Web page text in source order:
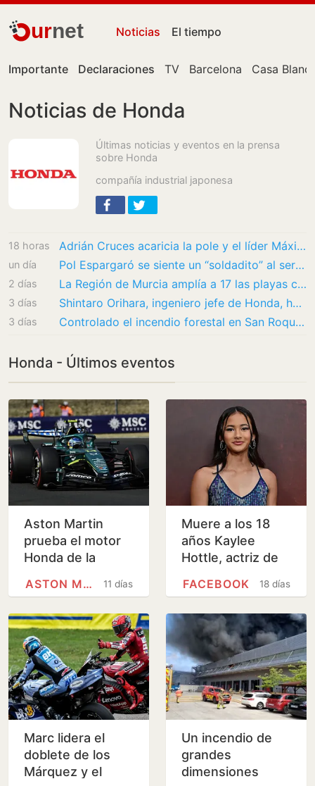
urnet Noticias El tiempo
Importante Declaraciones TV Barcelona Casa
Noticias de Honda
Últimas noticias y eventos en la prensa
sobre Honda
compañía industrial japonesa
18 horas Adrián Cruces acaricia la pole y el líder Máximo Quiles sufre una grave caída
un día Pol Espargaró se siente un “soldadito” al servicio de KTM
2 días La Región de Murcia amplía a 17 las playas con baño asistido para personas con…
3 días Shintaro Orihara, ingeniero jefe de Honda, hace autocrítica: ‘A finales del año pasado, ya…
3 días Controlado el incendio forestal en San Roque que ha dañado una vivienda y obligó a evacuar…
Honda - Últimos eventos
Aston Martin
prueba el motor
Honda de la
11 días
ASTON MARTIN
Muere a los 18
años Kaylee
Hottle, actriz de
18 días
FACEBOOK
Marc lidera el
doblete de los
Márquez y el
Un incendio de
grandes
dimensiones